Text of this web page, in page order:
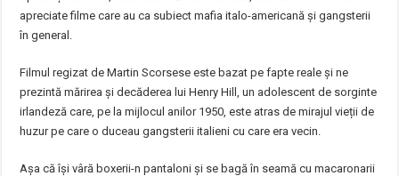
apreciate filme care au ca subiect mafia italo-americană și gangsterii
în general.
Filmul regizat de Martin Scorsese este bazat pe fapte reale și ne
prezintă mărirea și decăderea lui Henry Hill, un adolescent de sorginte
irlandeză care, pe la mijlocul anilor 1950, este atras de mirajul vieții de
huzur pe care o duceau gangsterii italieni cu care era vecin.
Așa că își vâră boxerii-n pantaloni și se bagă în seamă cu macaronarii